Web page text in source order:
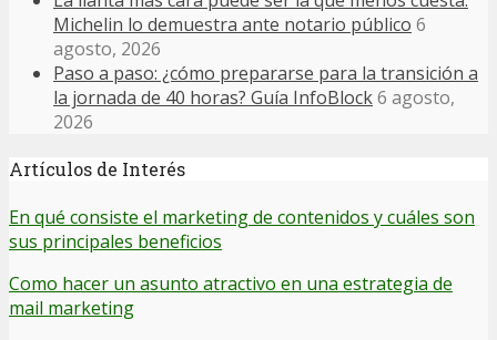
Michelin lo demuestra ante notario público 6
agosto, 2026
Paso a paso: ¿cómo prepararse para la transición a
la jornada de 40 horas? Guía InfoBlock6 agosto,
2026
Artículos de Interés
En qué consiste el marketing de contenidos y cuáles son
sus principales beneficios
Como hacer un asunto atractivo en una estrategia de
mail marketing